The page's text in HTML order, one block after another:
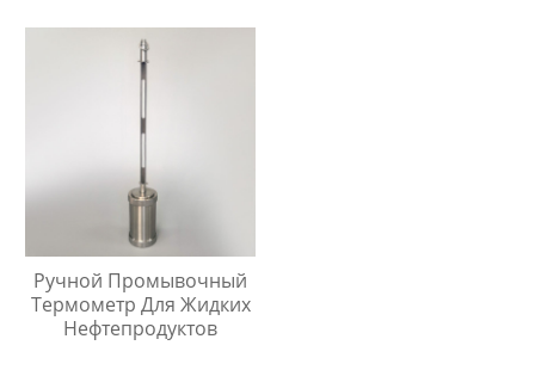
Любой Высоте
Ручной Промывочный
Термометр Для Жидких
Нефтепродуктов